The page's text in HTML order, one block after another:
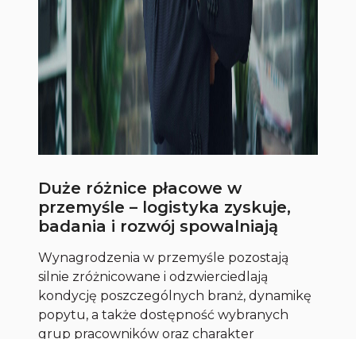
Duże różnice płacowe w
przemyśle – logistyka zyskuje,
badania i rozwój spowalniają
Wynagrodzenia w przemyśle pozostają
silnie zróżnicowane i odzwierciedlają
kondycję poszczególnych branż, dynamikę
popytu, a także dostępność wybranych
grup pracowników oraz charakter